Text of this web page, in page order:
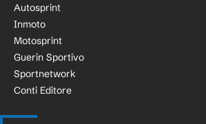
Autosprint
Inmoto
Motosprint
Guerin Sportivo
Sportnetwork
Conti Editore